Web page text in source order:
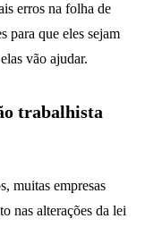
erros na folha de
para que eles sejam
vão ajudar.
trabalhista
muitas empresas
nas alterações da lei